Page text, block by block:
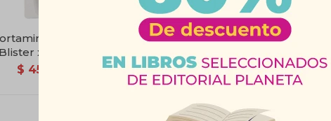
Tabaré
Blister x2 0,5Mm
$ 45
Portaminas H-205 0.5
$ 54 $ 60